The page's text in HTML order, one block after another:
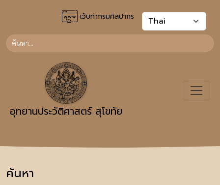
เว็บท่ากรมศิลปากร
อุทยานประวัติศาสตร์ สุโขทัย
ค้นหา